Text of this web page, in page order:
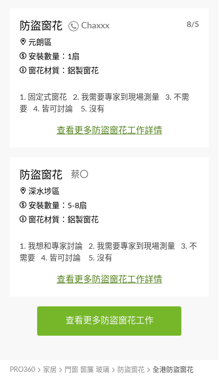
防盜窗花 Chaxxx
元朗區
安裝數量：1扇
窗花材質：鋁製窗花
8/5
1. 固定式窗花 2. 我需要專家到現場測量
3. 不需
要
4. 皆可討論 5. 沒有
查看更多防盜窗花工作詳情
防盜窗花 蔡〇
深水埗區
安裝數量：5-8扇
窗花材質：鋁製窗花
1. 我想和專家討論 2. 我需要專家到現場測量
3. 不
需要
4. 皆可討論 5. 沒有
查看更多防盜窗花工作詳情
查看更多防盜窗花工作
PRO360 家居 門窗 窗簾 玻璃 防盜窗花 全港防盜窗花